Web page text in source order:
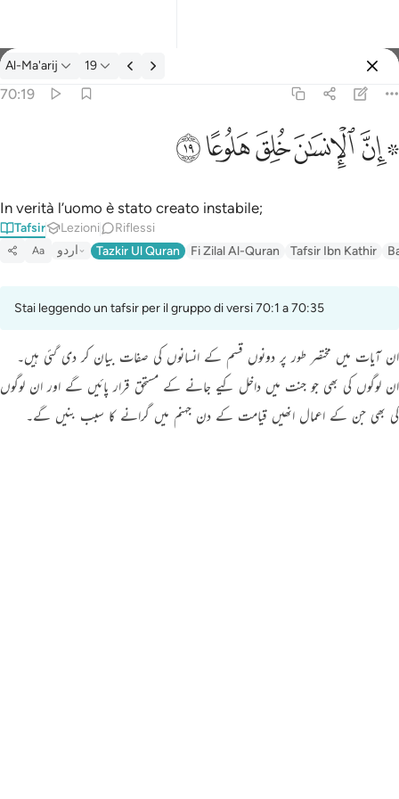
Tafsir: Al-Ma'arij 70:19
Al-Ma'arij 19
70:19
ﱪ ﱫﱬﱭﱮﱯ
In verità l’uomo è stato creato instabile;
Tafsir Lezioni Riflessi
Aa اردو Tazkir Ul Quran Fi Zilal Al-Quran Tafsir Ibn Kathir
Stai leggendo un tafsir per il gruppo di versi 70:1 a 70:35
ان آیات میں مختصر طور پر دونوں قسم کے انسانوں کی صفات بیان کر دی گئی ہیں۔
ان لوگوں کی بھی جو جنت میں داخل کيے جانے کے مستحق قرار پائیں گے اور ان لوگوں
کی بھی جن کے اعمال انھیں قیامت کے دن جہنم میں گرانے کا سبب بنیں گے۔